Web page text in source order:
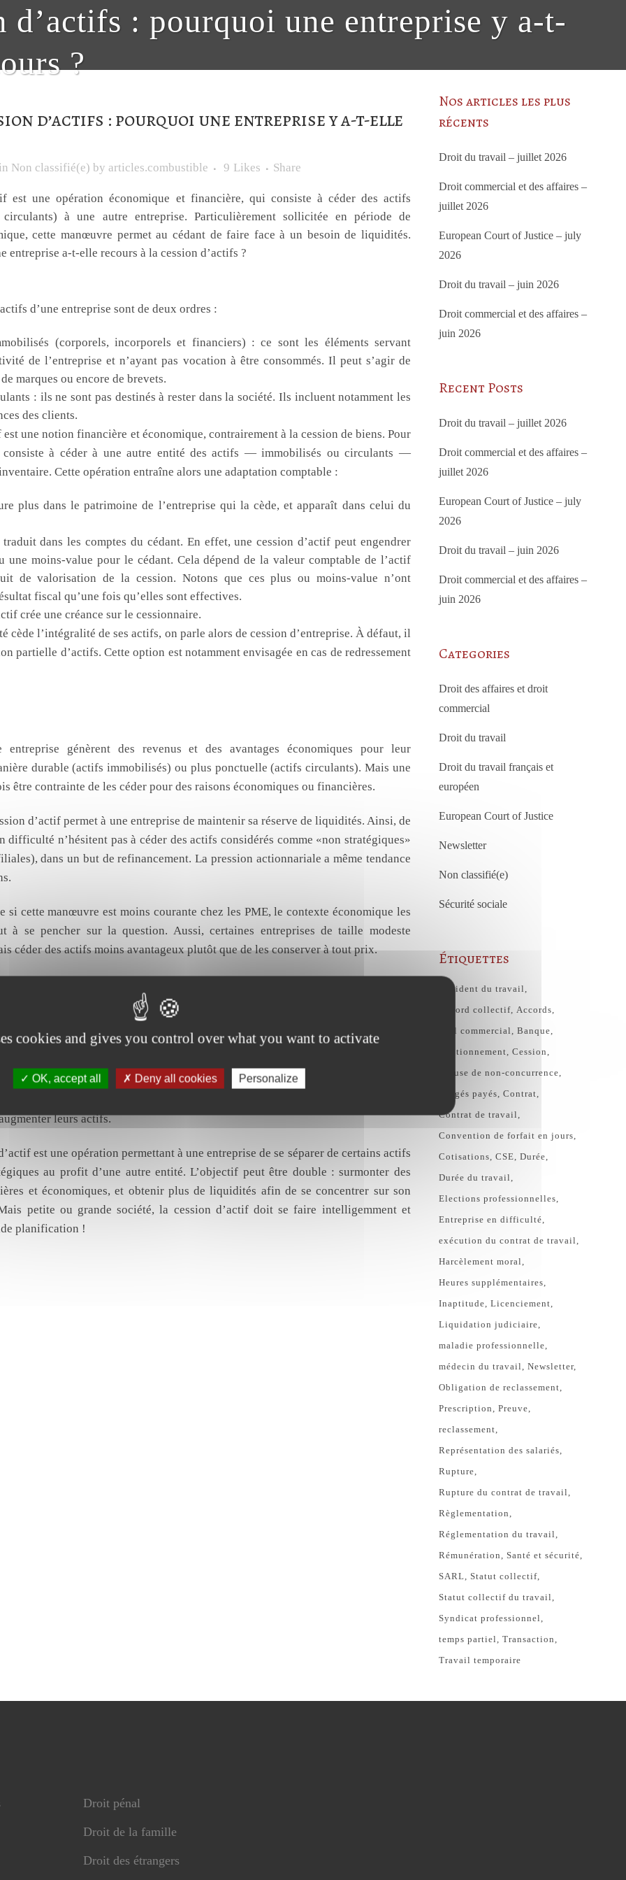
d’actifs : pourquoi une entreprise y a-t-
?
d’actifs : pourquoi une entreprise y a-t-elle
in Non classifié(e) byarticles.combustible 9 Likes Share
est une opération économique et financière, qui consiste à céder des actifs
à une autre entreprise. Particulièrement sollicitée en période de
cette manœuvre permet au cédant de faire face à un besoin de liquidités.
entreprise a-t-elle recours à la cession d’actifs ?
d’une entreprise sont de deux ordres :
(corporels, incorporels et financiers) : ce sont les éléments servant
de l’entreprise et n’ayant pas vocation à être consommés. Il peut s’agir de
marques ou encore de brevets.
: ils ne sont pas destinés à rester dans la société. Ils incluent notamment les
des clients.
est une notion financière et économique, contrairement à la cession de biens. Pour
consiste à céder à une autre entité des actifs — immobilisés ou circulants —
Cette opération entraîne alors une adaptation comptable :
plus dans le patrimoine de l’entreprise qui la cède, et apparaît dans celui du
dans les comptes du cédant. En effet, une cession d’actif peut engendrer
une moins-value pour le cédant. Cela dépend de la valeur comptable de l’actif
de valorisation de la cession. Notons que ces plus ou moins-value n’ont
fiscal qu’une fois qu’elles sont effectives.
crée une créance sur le cessionnaire.
cède l’intégralité de ses actifs, on parle alors de cession d’entreprise. À défaut, il
partielle d’actifs. Cette option est notamment envisagée en cas de redressement
entreprise génèrent des revenus et des avantages économiques pour leur
durable (actifs immobilisés) ou plus ponctuelle (actifs circulants). Mais une
être contrainte de les céder pour des raisons économiques ou financières.
d’actif permet à une entreprise de maintenir sa réserve de liquidités. Ainsi, de
difficulté n’hésitent pas à céder des actifs considérés comme «non stratégiques»
dans un but de refinancement. La pression actionnariale a même tendance
si cette manœuvre est moins courante chez les PME, le contexte économique les
à se pencher sur la question. Aussi, certaines entreprises de taille modeste
céder des actifs moins avantageux plutôt que de les conserver à tout prix.
actif «moins stratégique» peut également permettre à une entreprise d’obtenir
pour se développer. En améliorant ses flux de trésorerie, la société qui cède
en mesure d’investir. Cette option est particulièrement intéressante dans les
ou Accor Hôtels, ont cédé une partie de leurs immobilisations pour devenir
leurs actifs.
est une opération permettant à une entreprise de se séparer de certains actifs
au profit d’une autre entité. L’objectif peut être double : surmonter des
et économiques, et obtenir plus de liquidités afin de se concentrer sur son
petite ou grande société, la cession d’actif doit se faire intelligemment et
planification !
Nos articles les plus
récents
Droit du travail – juillet 2026
Droit commercial et des affaires –
juillet 2026
European Court of Justice – july
2026
Droit du travail – juin 2026
Droit commercial et des affaires –
juin 2026
Recent Posts
Droit du travail – juillet 2026
Droit commercial et des affaires –
juillet 2026
European Court of Justice – july
2026
Droit du travail – juin 2026
Droit commercial et des affaires –
juin 2026
Categories
Droit des affaires et droit
commercial
Droit du travail
Droit du travail français et
européen
European Court of Justice
Newsletter
Non classifié(e)
Sécurité sociale
Étiquettes
Accident du travail
Accord collectif Accords
Bail commercial
Banque
Cautionnement Cession
Clause de non-concurrence
congés payés Contrat
Contrat de travail
Convention de forfait en jours
Cotisations CSE Durée
Durée du travail
Elections professionnelles
Entreprise en difficulté
exécution du contrat de travail
Harcèlement moral
Heures supplémentaires
Inaptitude Licenciement
Liquidation judiciaire
maladie professionnelle
médecin du travail
Newsletter
Obligation de reclassement
Prescription
Preuve
reclassement
Représentation des salariés
Rupture
Rupture du contrat de travail
Règlementation
Réglementation du travail
Rémunération
Santé et sécurité
SARL
Statut collectif
Statut collectif du travail
Syndicat professionnel
temps partiel
Transaction
Travail temporaire
Droit pénal
Droit de la famille
Droit des étrangers
cookies and gives you control over what you want to activate
OK, accept all Deny all cookies Personalize